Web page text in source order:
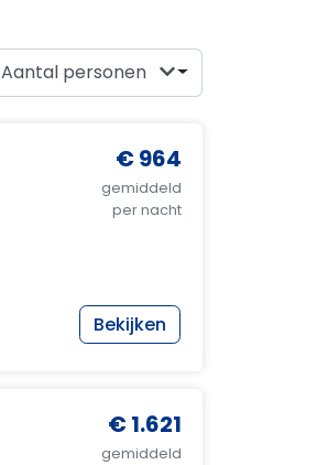
Aantal personen
€ 964
gemiddeld
per nacht
Bekijken
€ 1.621
gemiddeld